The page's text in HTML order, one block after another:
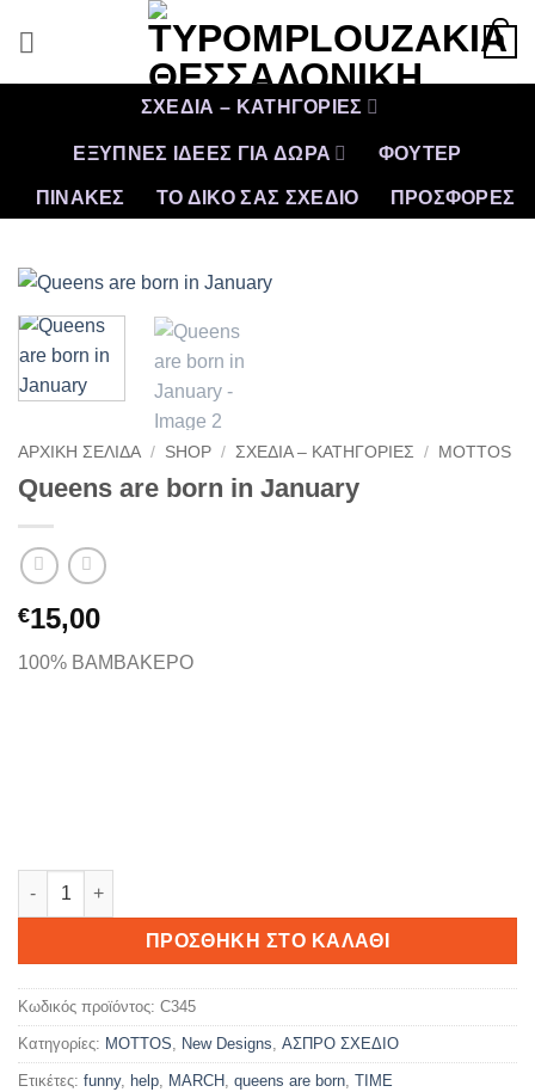
0
ΣΧΕΔΙΑ – ΚΑΤΗΓΟΡΙΕΣ
ΕΞΥΠΝΕΣ ΙΔΕΕΣ ΓΙΑ ΔΩΡΑ ΦΟΥΤΕΡ
ΠΙΝΑΚΕΣ ΤΟ ΔΙΚΟ ΣΑΣ ΣΧΕΔΙΟ ΠΡΟΣΦΟΡΈΣ
ΑΡΧΙΚΉ ΣΕΛΊΔΑ / SHOP / ΣΧΕΔΙΑ – ΚΑΤΗΓΟΡΙΕΣ / MOTTOS
Queens are born in January
€15,00
100% ΒΑΜΒΑΚΕΡΟ
Queens are born in January ποσότητα
ΠΡΟΣΘΉΚΗ ΣΤΟ ΚΑΛΆΘΙ
Κωδικός προϊόντος: C345
Κατηγορίες: MOTTOS, New Designs, ΑΣΠΡΟ ΣΧΕΔΙΟ
Ετικέτες: funny, help, MARCH , queens are born, TIME